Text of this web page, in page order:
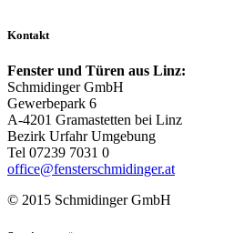
Kontakt
Fenster und Türen aus Linz:
Schmidinger GmbH
Gewerbepark 6
A-4201 Gramastetten bei Linz
Bezirk Urfahr Umgebung
Tel 07239 7031 0
office@fensterschmidinger.at
© 2015 Schmidinger GmbH